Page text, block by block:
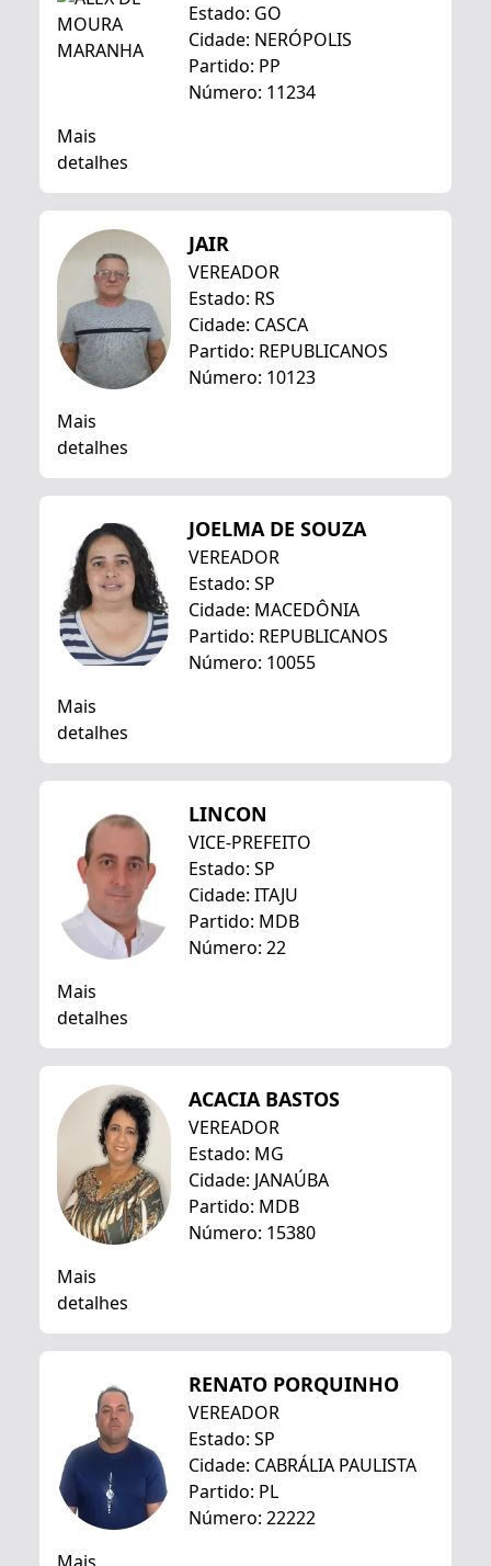
Estado: GO
Cidade: NERÓPOLIS
Partido: PP
Número: 11234
Mais
detalhes
JAIR
VEREADOR
Estado: RS
Cidade: CASCA
Partido: REPUBLICANOS
Número: 10123
Mais
detalhes
JOELMA DE SOUZA
VEREADOR
Estado: SP
Cidade: MACEDÔNIA
Partido: REPUBLICANOS
Número: 10055
Mais
detalhes
LINCON
VICE-PREFEITO
Estado: SP
Cidade: ITAJU
Partido: MDB
Número: 22
Mais
detalhes
ACACIA BASTOS
VEREADOR
Estado: MG
Cidade: JANAÚBA
Partido: MDB
Número: 15380
Mais
detalhes
RENATO PORQUINHO
VEREADOR
Estado: SP
Cidade: CABRÁLIA PAULISTA
Partido: PL
Número: 22222